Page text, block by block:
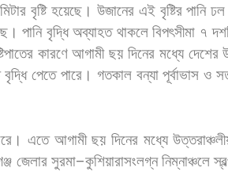
বৃষ্টি হয়েছে। উজানের এই বৃষ্টির পানি ঢল
পানি বৃদ্ধি অব্যাহত থাকলে বিপৎসীমা ৭
কারণে আগামী ছয় দিনের মধ্যে দেশের
বৃদ্ধি পেতে পারে। গতকাল বন্যা পূর্বাভাস ও
এতে আগামী ছয় দিনের মধ্যে
জেলার সুরমা–কুশিয়ারাসংলগ্ন নিম্নাঞ্চলে